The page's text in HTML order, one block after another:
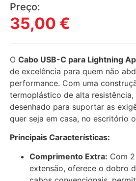
Preço:
35,00 €
O Cabo USB-C para Lightning
de excelência para quem não
performance. Com uma
termoplástico de alta
desenhado para suportar as
quer seja em casa, no escritório
Principais Características:
Comprimento Extra: Com
extensão, oferece o dobro